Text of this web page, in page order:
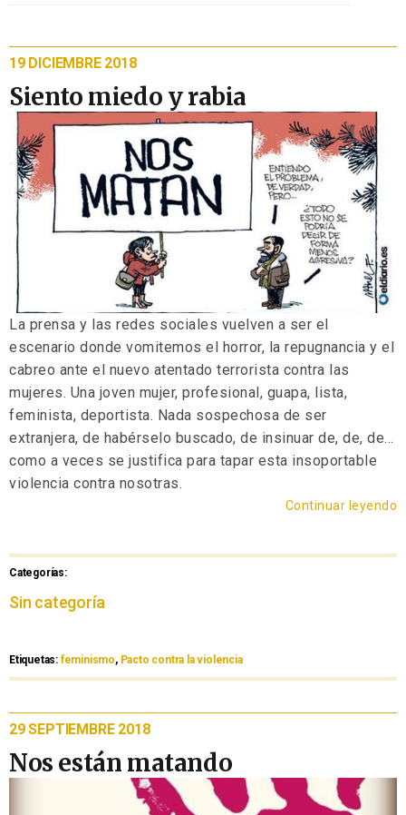
19 DICIEMBRE 2018
Siento miedo y rabia
La prensa y las redes sociales vuelven a ser el
escenario donde vomitemos el horror, la repugnancia y el
cabreo ante el nuevo atentado terrorista contra las
mujeres. Una joven mujer, profesional, guapa, lista,
feminista, deportista. Nada sospechosa de ser
extranjera, de habérselo buscado, de insinuar de, de, de…
como a veces se justifica para tapar esta insoportable
violencia contra nosotras.
Continuar leyendo
Categorías:
Sin categoría
Etiquetas: feminismo, Pacto contra la violencia
29 SEPTIEMBRE 2018
Nos están matando